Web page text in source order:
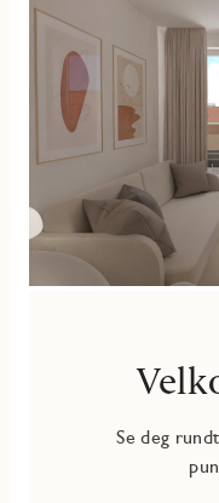
Se deg